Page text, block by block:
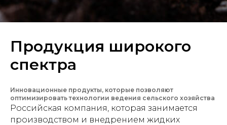
Продукция широкого
спектра
Инновационные продукты, которые позволяют
оптимизировать технологии ведения сельского хозяйства
Российская компания, которая занимается
производством и внедрением жидких